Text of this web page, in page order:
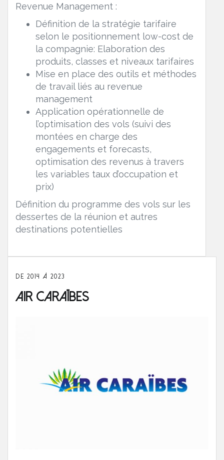
Revenue Management :
Définition de la stratégie tarifaire
selon le positionnement low-cost de
la compagnie: Elaboration des
produits, classes et niveaux tarifaires
Mise en place des outils et méthodes
de travail liés au revenue
management
Application opérationnelle de
l’optimisation des vols​ (suivi des
montées en charge des
engagements et forecasts,
optimisation des revenus à travers
les variables taux d’occupation et
prix)
Définition du programme des vols sur les
dessertes de la réunion et autres
destinations potentielles
DE 2014 À 2023
Air Caraïbes